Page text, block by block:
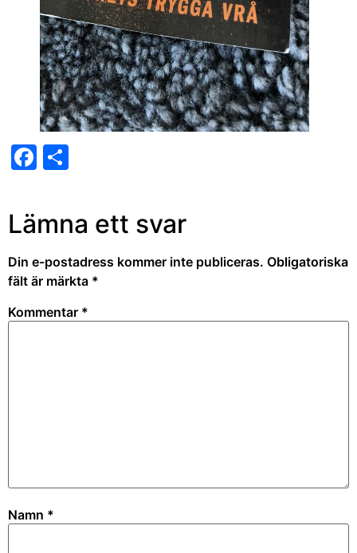
Facebook
Lämna ett svar
Din e-postadress kommer inte publiceras. Obligatoriska
fält är märkta *
Kommentar *
Namn *